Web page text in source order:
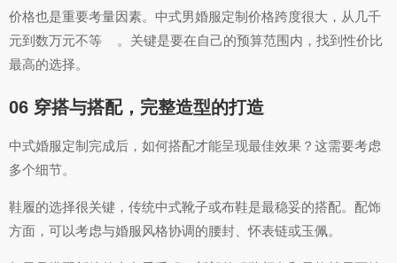
价格也是重要考量因素。中式男婚服定制价格跨度很大，从几千
元到数万元不等
。关键是要在自己的预算范围内，找到性价比
最高的选择。
06 穿搭与搭配，完整造型的打造
中式婚服定制完成后，如何搭配才能呈现最佳效果？这需要考虑
多个细节。
鞋履的选择很关键，传统中式靴子或布鞋是最稳妥的搭配。配饰
方面，可以考虑与婚服风格协调的腰封、怀表链或玉佩。